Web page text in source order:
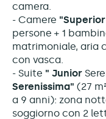
camera.
- Camere
persone + 1
matrimoniale, aria
con vasca.
- Suite " Junior
Serenissima" (27
a 9 anni): zona
soggiorno con 2